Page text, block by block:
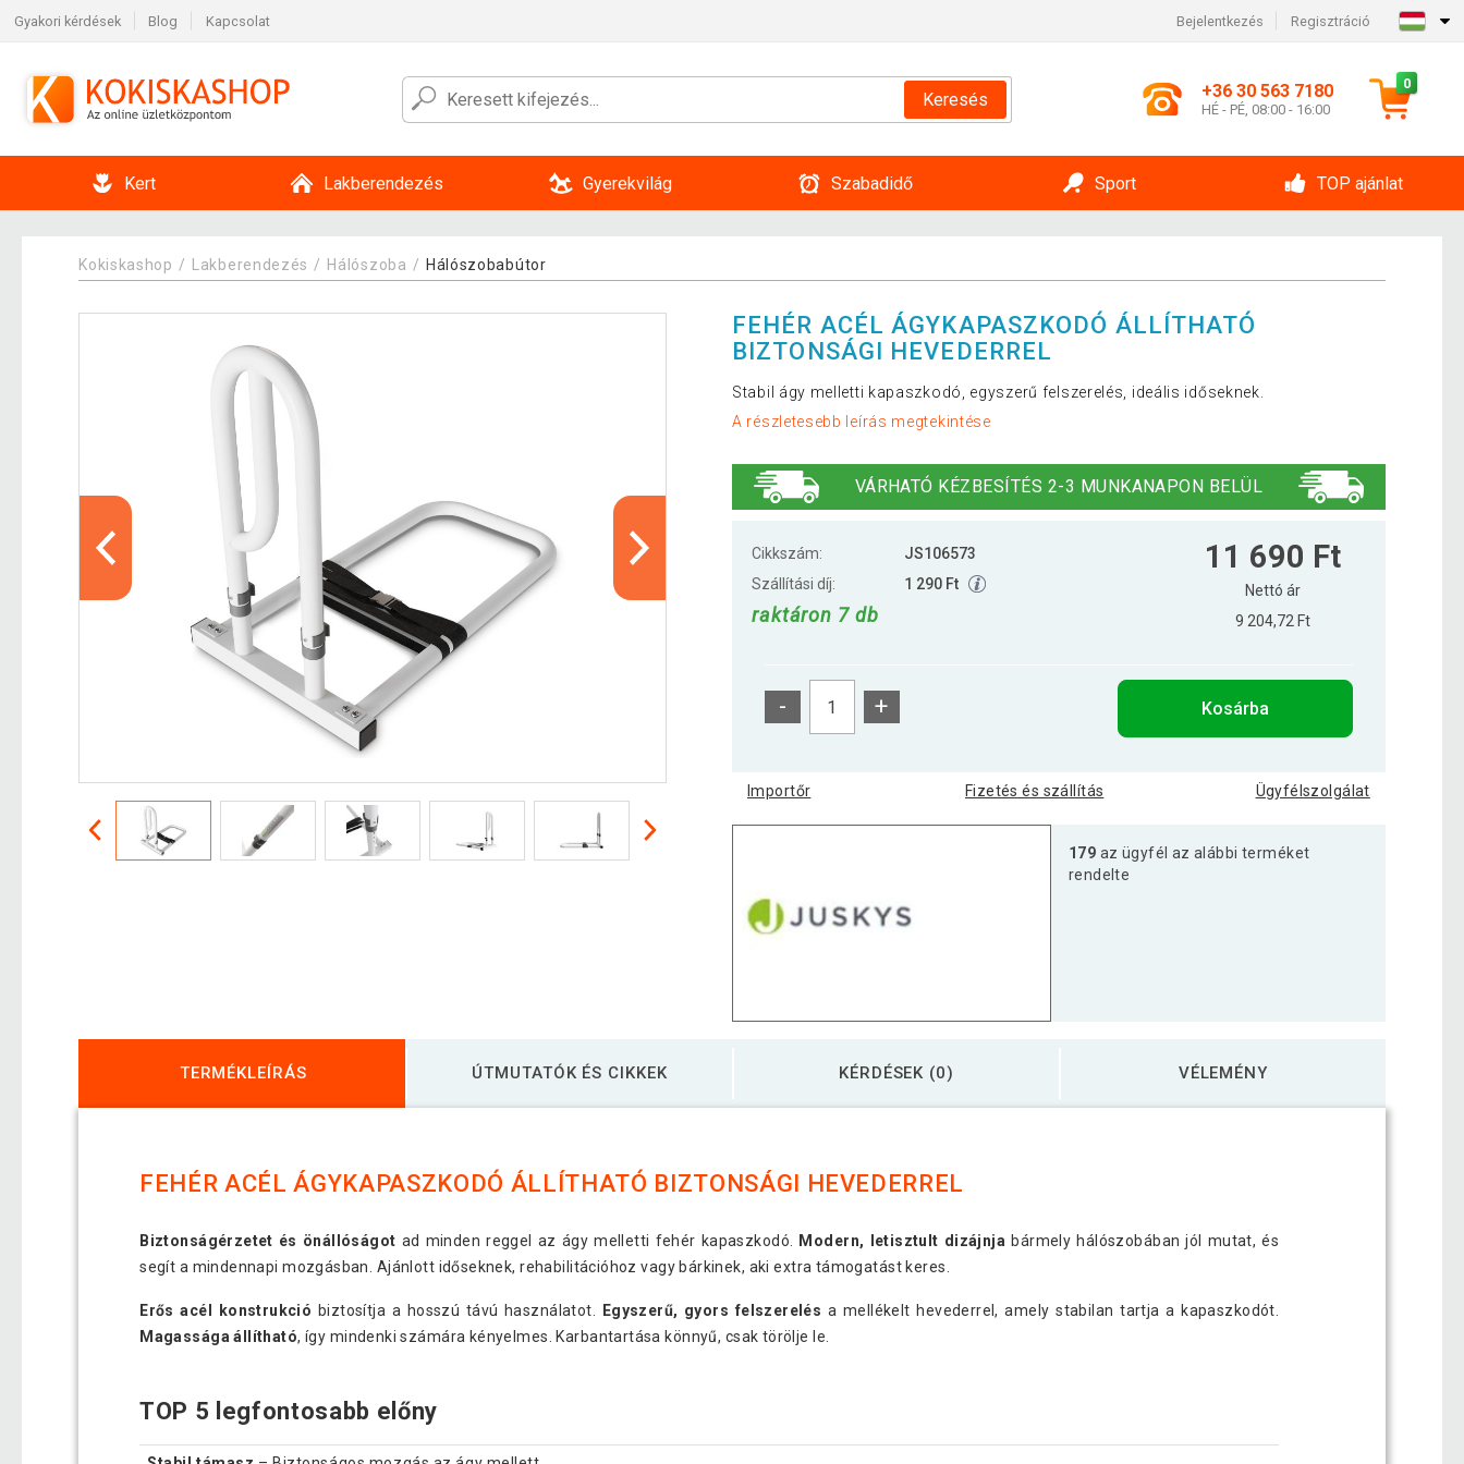
Gyakori kérdések Blog Kapcsolat Bejelentkezés Regisztráció
Keresés +36 30 563 7180
HÉ - PÉ, 08:00 - 16:00
0
Kert Lakberendezés Gyerekvilág Szabadidő Sport TOP ajánlat
Kokiskashop Lakberendezés Hálószoba Hálószobabútor
FEHÉR ACÉL ÁGYKAPASZKODÓ ÁLLÍTHATÓ
BIZTONSÁGI HEVEDERREL
Stabil ágy melletti kapaszkodó, egyszerű felszerelés, ideális időseknek.
A részletesebb leírás megtekintése
VÁRHATÓ KÉZBESÍTÉS 2-3 MUNKANAPON BELÜL
Cikkszám:
JS106573
Szállítási díj:
1 290 Ft
raktáron 7 db
11 690 Ft
Nettó ár
9 204,72 Ft
- + Kosárba
Importőr Fizetés és szállítás Ügyfélszolgálat
179 az ügyfél az alábbi terméket
rendelte
TERMÉKLEÍRÁS ÚTMUTATÓK ÉS CIKKEK KÉRDÉSEK (0) VÉLEMÉNY
FEHÉR ACÉL ÁGYKAPASZKODÓ ÁLLÍTHATÓ BIZTONSÁGI HEVEDERREL
Biztonságérzetet és önállóságot ad minden reggel az ágy melletti fehér kapaszkodó. Modern, letisztult dizájnja bármely hálószobában jól mutat, és
segít a mindennapi mozgásban. Ajánlott időseknek, rehabilitációhoz vagy bárkinek, aki extra támogatást keres.
Erős acél konstrukció biztosítja a hosszú távú használatot. Egyszerű, gyors felszerelés a mellékelt hevederrel, amely stabilan tartja a kapaszkodót.
Magassága állítható, így mindenki számára kényelmes. Karbantartása könnyű, csak törölje le.
TOP 5 legfontosabb előny